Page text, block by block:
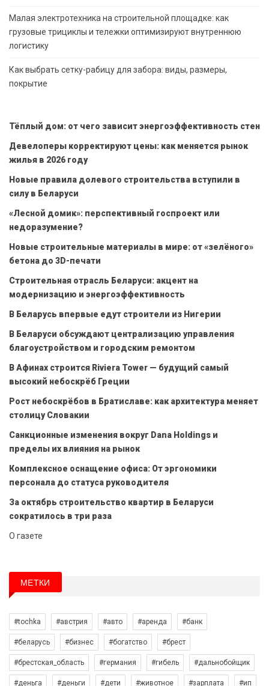
Малая электротехника на строительной площадке: как
грузовые трициклы и тележки оптимизируют внутреннюю
логистику
Как выбрать сетку-рабицу для забора: виды, размеры,
покрытие
Тёплый дом: от чего зависит энергоэффективность стен
Девелоперы корректируют цены: как меняется рынок
жилья в 2026 году
Новые правила долевого строительства вступили в
силу в Беларуси
«Лесной домик»: перспективный госпроект или
недоразумение?
Новые строительные материалы в мире: от «зелёного»
бетона до 3D-печати
Строительная отрасль Беларуси: акцент на
модернизацию и энергоэффективность
В Беларусь впервые едут строители из Нигерии
В Беларуси обсуждают централизацию управления
благоустройством и городским ремонтом
В Афинах строится Riviera Tower — будущий самый
высокий небоскрёб Греции
Рост небоскрёбов в Братиславе: как архитектура меняет
столицу Словакии
Санкционные изменения вокруг Dana Holdings и
пределы их влияния на рынок
Комплексное оснащение офиса: От эргономики
персонала до статуса руководителя
За октябрь строительство квартир в Беларуси
сократилось в три раза
О газете
МЕТКИ
#tochka #австрия #авто #аренда #банк
#беларусь #бизнес #богатство #брест
#брестская_область #германия #гибель #дальнобойщик
#деньга #деньги #дети #животное #зарплата #ип